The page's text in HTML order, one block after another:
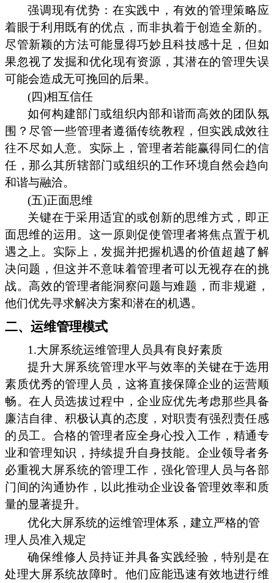
强调现有优势：在实践中，有效的管理策略应
着眼于利用既有的优点，而非执着于创造全新的。
尽管新颖的方法可能显得巧妙且科技感十足，但如
果忽视了发掘和优化现有资源，其潜在的管理失误
可能会造成无可挽回的后果。
(四)相互信任
如何构建部门或组织内部和谐而高效的团队氛
围？尽管一些管理者遵循传统教程，但实践成效往
往不尽如人意。实际上，管理者若能赢得同仁的信
任，那么其所辖部门或组织的工作环境自然会趋向
和谐与融洽。
(五)正面思维
关键在于采用适宜的或创新的思维方式，即正
面思维的运用。这一原则促使管理者将焦点置于机
遇之上。实际上，发掘并把握机遇的价值超越了解
决问题，但这并不意味着管理者可以无视存在的挑
战。高效的管理者能洞察问题与难题，而非规避，
他们优先寻求解决方案和潜在的机遇。
二、运维管理模式
1.大屏系统运维管理人员具有良好素质
提升大屏系统管理水平与效率的关键在于选用
素质优秀的管理人员，这将直接保障企业的运营顺
畅。在人员选拔过程中，企业应优先考虑那些具备
廉洁自律、积极认真的态度，对职责有强烈责任感
的员工。合格的管理者应全身心投入工作，精通专
业和管理知识，持续提升自身技能。企业领导者务
必重视大屏系统的管理工作，强化管理人员与各部
门间的沟通协作，以此推动企业设备管理效率和质
量的显著提升。
优化大屏系统的运维管理体系，建立严格的管
理人员准入规定
确保维修人员持证并具备实践经验，特别是在
处理大屏系统故障时。他们应能迅速有效地进行维